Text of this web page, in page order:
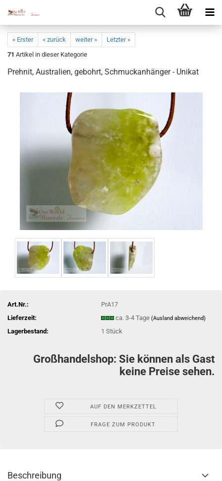
« Erster « zurück weiter »
Letzter »
71 Artikel in dieser Kategorie
Prehnit, Aus­tra­li­en, ge­bohrt, Schmuck­an­hän­ger - Uni­kat
Art.Nr.:
PrA17
Lieferzeit:
ca. 3-4 Tage(Ausland abweichend)
Lagerbestand: 1Stück
Großhandelshop: Sie können als Gast
keine Preise sehen.
AUF DEN MERKZETTEL
FRAGE ZUM PRODUKT
Beschreibung